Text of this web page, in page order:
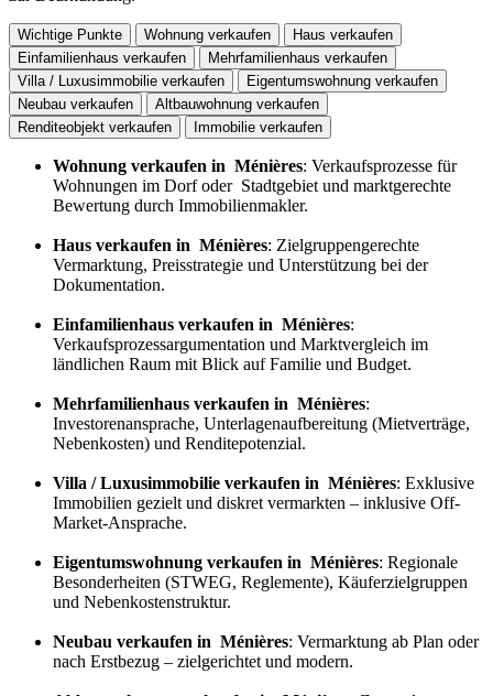
Wichtige Punkte Wohnung verkaufen
Haus verkaufen
Einfamilienhaus verkaufen
Mehrfamilienhaus verkaufen
Villa / Luxusimmobilie verkaufen
Eigentumswohnung verkaufen
Neubau verkaufen
Altbauwohnung verkaufen
Renditeobjekt verkaufen
Immobilie verkaufen
Wohnung verkaufen in Ménières: Verkaufsprozesse für
Wohnungen im Dorf oder Stadtgebiet und marktgerechte
Bewertung durch Immobilienmakler.
Haus verkaufen in Ménières: Zielgruppengerechte
Vermarktung, Preisstrategie und Unterstützung bei der
Dokumentation.
Einfamilienhaus verkaufen in Ménières:
Verkaufsprozessargumentation und Marktvergleich im
ländlichen Raum mit Blick auf Familie und Budget.
Mehrfamilienhaus verkaufen in Ménières:
Investorenansprache, Unterlagenaufbereitung (Mietverträge,
Nebenkosten) und Renditepotenzial.
Villa / Luxusimmobilie verkaufen in Ménières: Exklusive
Immobilien gezielt und diskret vermarkten – inklusive Off-
Market-Ansprache.
Eigentumswohnung verkaufen in Ménières: Regionale
Besonderheiten (STWEG, Reglemente), Käuferzielgruppen
und Nebenkostenstruktur.
Neubau verkaufen in Ménières: Vermarktung ab Plan oder
nach Erstbezug – zielgerichtet und modern.